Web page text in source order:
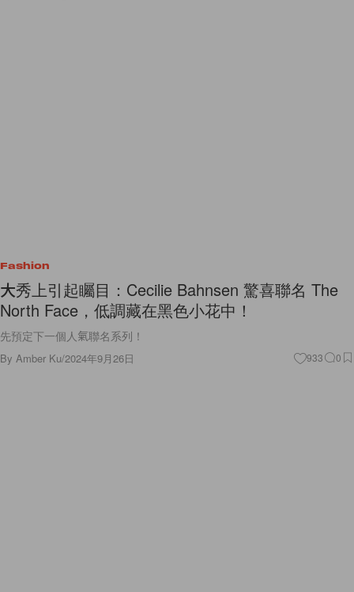
Fashion
大秀上引起矚目：Cecilie Bahnsen 驚喜聯名 The
North Face，低調藏在黑色小花中！
先預定下一個人氣聯名系列！
By Amber Ku/2024年9月26日 933 0